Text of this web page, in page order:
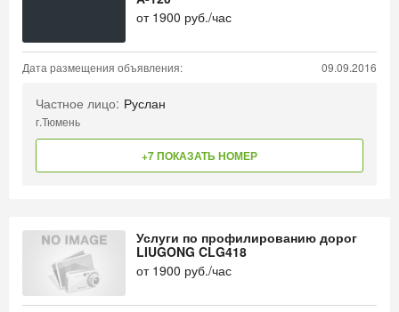
от 1900 руб./час
Дата размещения объявления: 09.09.2016
Частное лицо: Руслан
г.Тюмень
+7 ПОКАЗАТЬ НОМЕР
Услуги по профилированию дорог
LIUGONG CLG418
от 1900 руб./час